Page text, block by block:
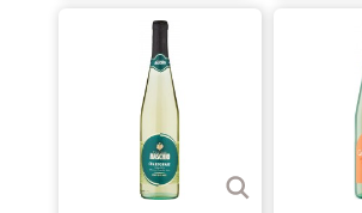
Servizio eccellente prezzi buoni…
Servizio eccellente prezzi buoni spedizione veloce
— Rosita S.